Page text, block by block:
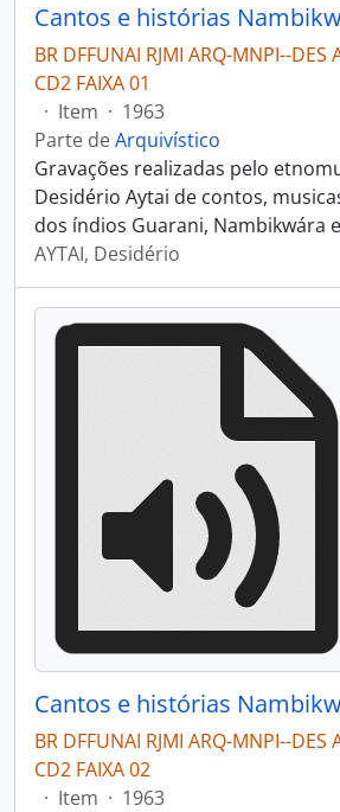
BR DFFUNAI RJMI ARQ-MNPI--DES
CD2 FAIXA 01
· Item · 1963
Parte deArquivístico
Gravações realizadas pelo
Desidério Aytai de contos,
dos índios Guarani, Nambikwára
AYTAI, Desidério
BR DFFUNAI RJMI ARQ-MNPI--DES
CD2 FAIXA 02
· Item · 1963